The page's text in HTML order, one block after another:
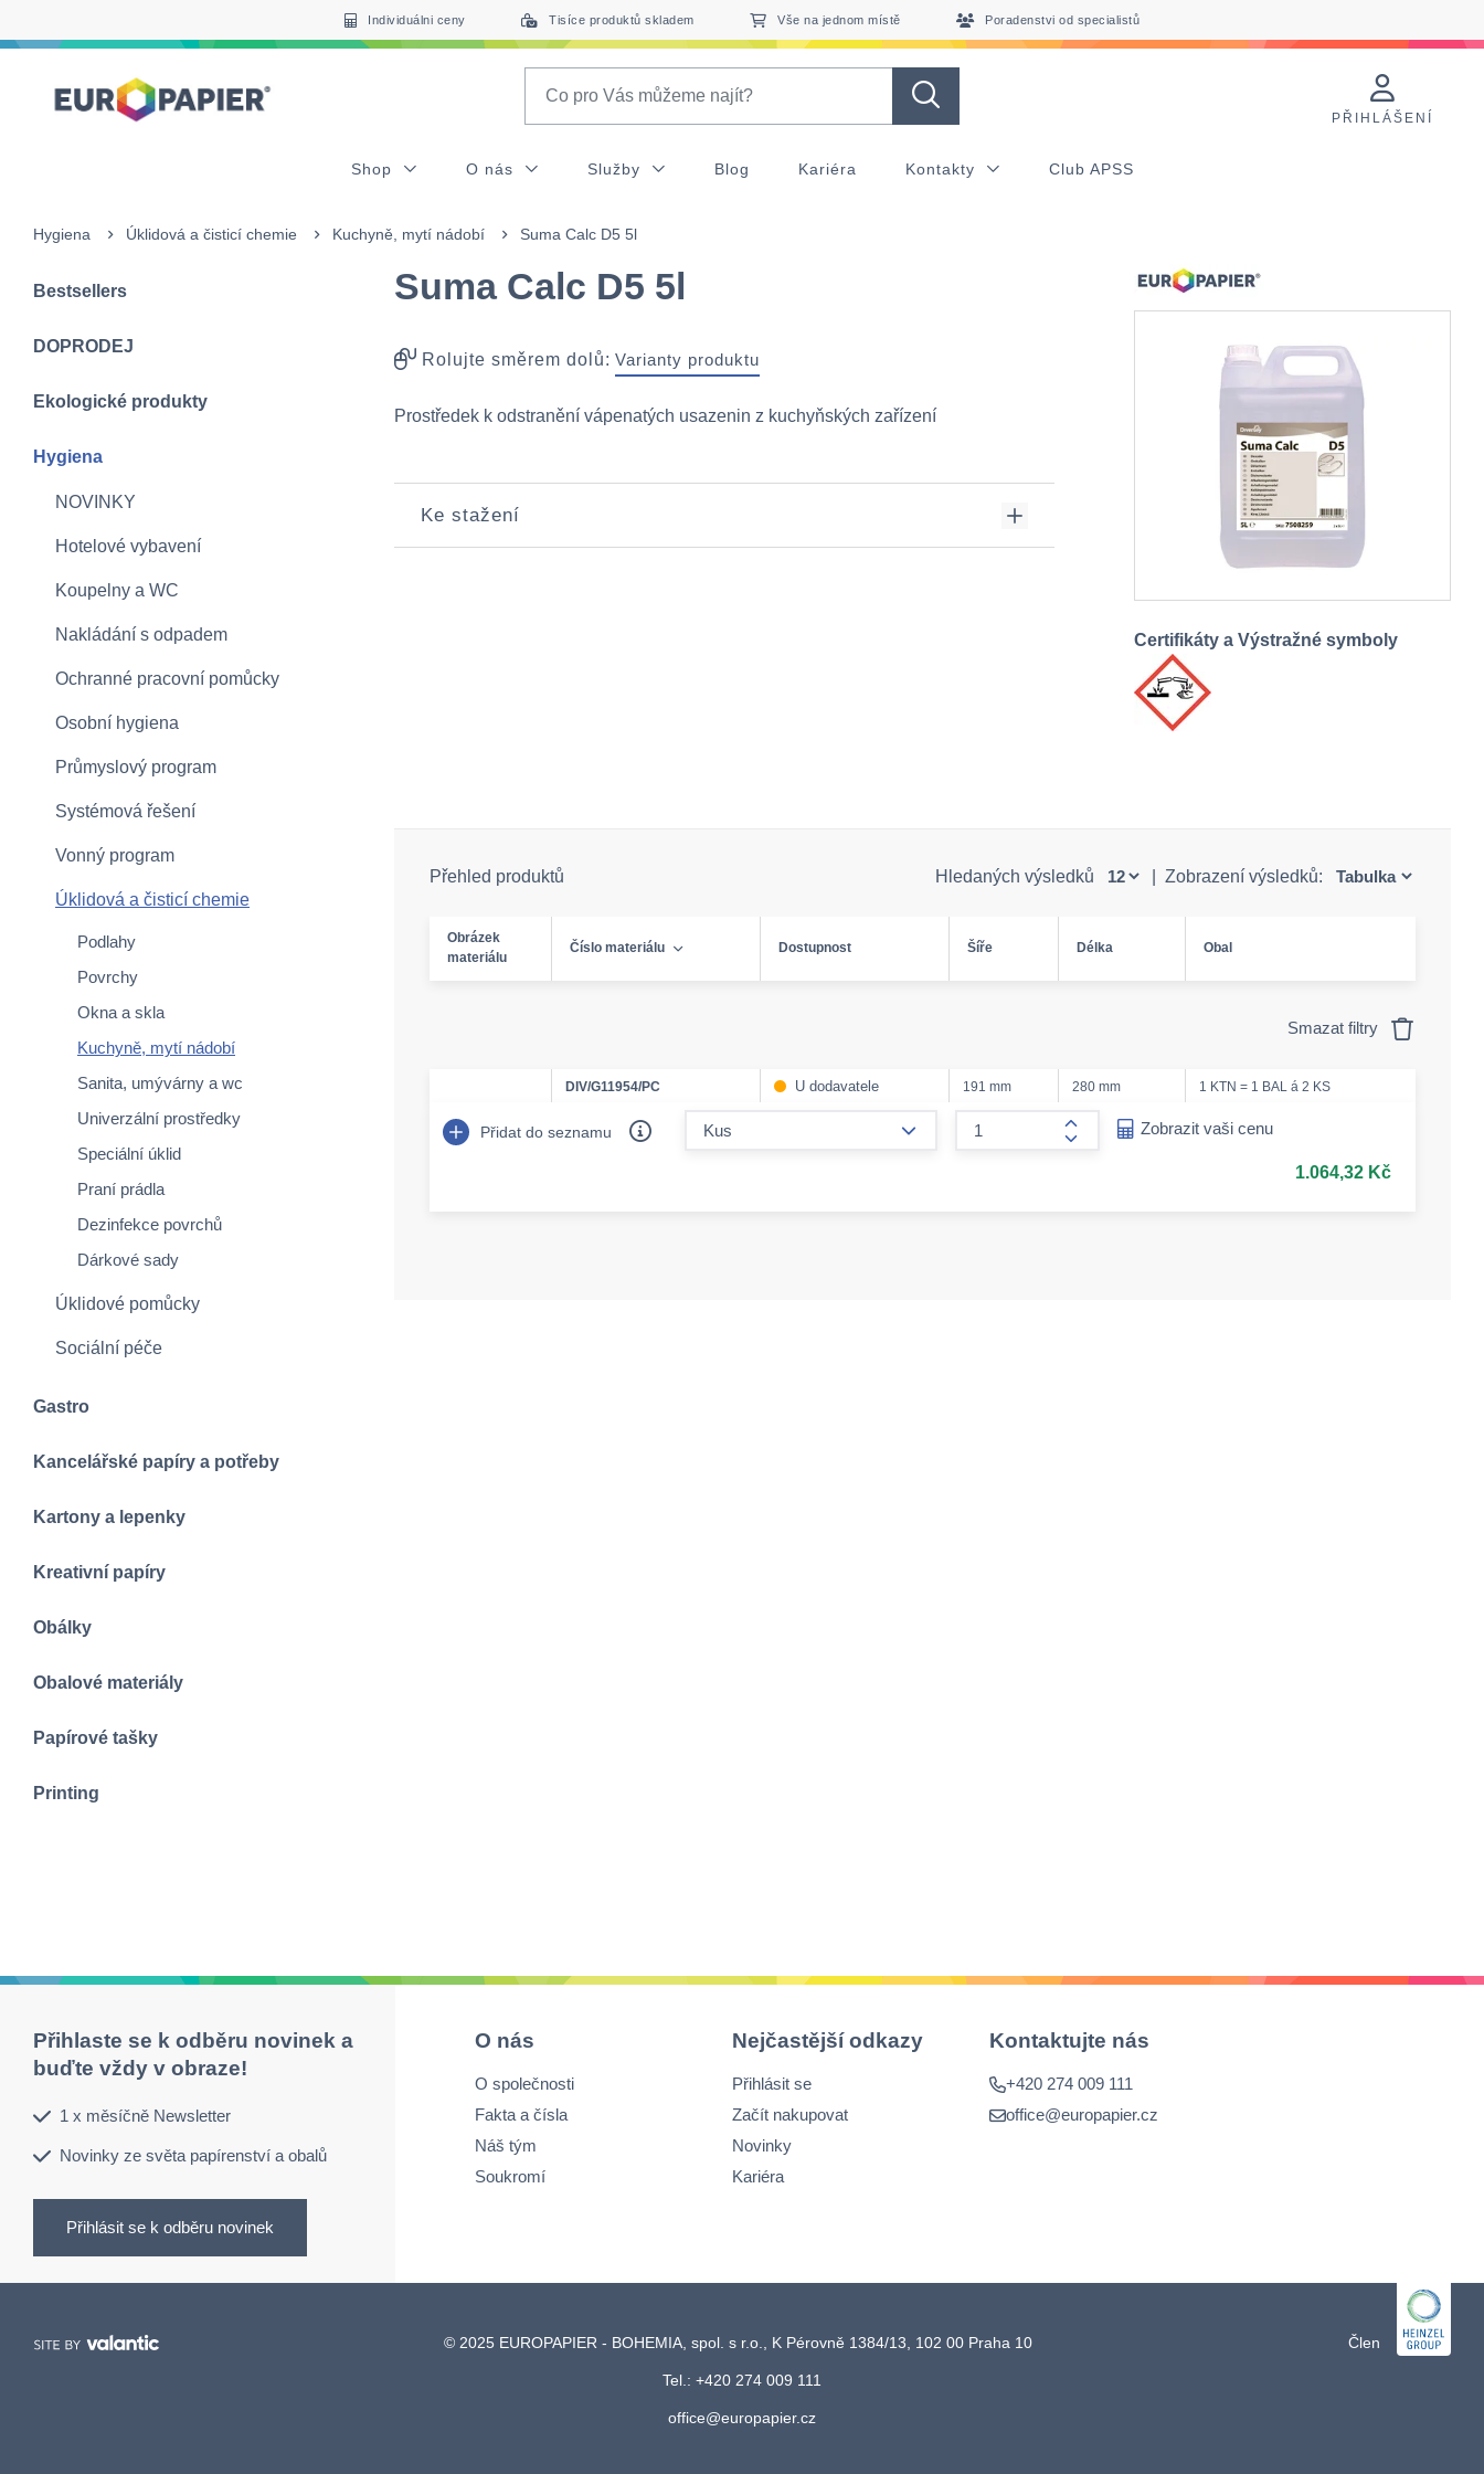
Individuálni ceny Tisíce produktů skladem Vše na jednom místě Poradenstvi od specialistů
PŘIHLÁŠENÍ
Shop O nás Služby Blog Kariéra Kontakty Club APSS
Hygiena Úklidová a čisticí chemie Kuchyně, mytí nádobí Suma Calc D5 5l
Bestsellers
DOPRODEJ
Ekologické produkty
Hygiena
NOVINKY
Hotelové vybavení
Koupelny a WC
Nakládání s odpadem
Ochranné pracovní pomůcky
Osobní hygiena
Průmyslový program
Systémová řešení
Vonný program
Úklidová a čisticí chemie
Podlahy
Povrchy
Okna a skla
Kuchyně, mytí nádobí
Sanita, umývárny a wc
Univerzální prostředky
Speciální úklid
Praní prádla
Dezinfekce povrchů
Dárkové sady
Úklidové pomůcky
Sociální péče
Gastro
Kancelářské papíry a potřeby
Kartony a lepenky
Kreativní papíry
Obálky
Obalové materiály
Papírové tašky
Printing
Suma Calc D5 5l
Rolujte směrem dolů: Varianty produktu
Prostředek k odstranění vápenatých usazenin z kuchyňských zařízení
Ke stažení
Certifikáty a Výstražné symboly
Přehled produktů Hledaných výsledků Zobrazení výsledků:
Obrázek
materiálu
Číslo materiálu Dostupnost Šíře Délka Obal
Smazat filtry
DIV/G11954/PC U dodavatele 191 mm 280 mm 1 KTN = 1 BAL á 2 KS
Přidat do seznamu
form.increase-amount
Zobrazit vaši cenu
1.064,32 Kč
Přihlaste se k odběru novinek a
buďte vždy v obraze!
1 x měsíčně Newsletter
Novinky ze světa papírenství a obalů
Přihlásit se k odběru novinek
O nás
O společnosti
Fakta a čísla
Náš tým
Soukromí
Nejčastější odkazy
Přihlásit se
Začít nakupovat
Novinky
Kariéra
Kontaktujte nás
+420 274 009 111
office@europapier.cz
© 2025 EUROPAPIER - BOHEMIA, spol. s r.o., K Pérovně 1384/13, 102 00 Praha 10
Tel.: +420 274 009 111
office@europapier.cz
Člen